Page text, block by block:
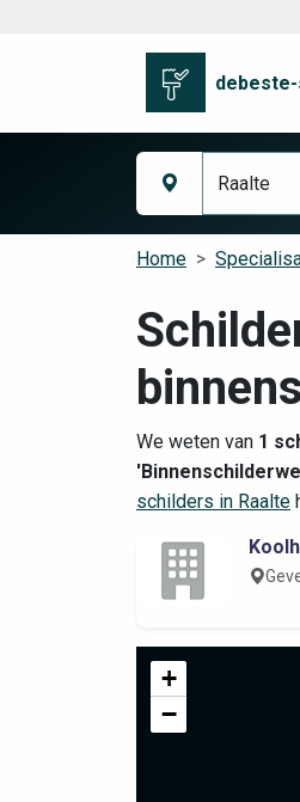
Home
We weten van 1
schilders in Raalte
+
−